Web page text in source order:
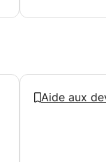
Aide aux